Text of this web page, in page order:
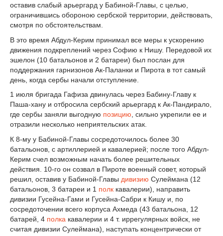
оставив слабый арьергард у Бабиной-Главы, с целью,
ограничившись обороною сербской территории, действовать,
смотря по обстоятельствам.
В это время Абдул-Керим принимал все меры к ускорению
движения подкреплений через Софию к Нишу. Передовой их
эшелон (10 батальонов и 2 батареи) был послан для
поддержания гарнизонов Ак-Паланки и Пирота в тот самый
день, когда сербы начали отступление.
1 июля бригада Гафиза двинулась через Бабину-Главу к
Паша-хану и отбросила сербский арьергард к Ак-Пандирало,
где сербы заняли выгодную позицию, сильно укрепили ее и
отразили несколько неприятельских атак.
К 8-му у Бабиной-Главы сосредоточилось более 30
батальонов, с артиллерией и кавалерией; после того Абдул-
Керим счел возможным начать более решительных
действия. 10-го он созвал в Пироте военный совет, который
решил, оставив у Бабиной-Главы дивизию Сулеймана (12
батальонов, 3 батареи и 1 полк кавалерии), направить
дивизии Гусейна-Гами и Гусейна-Сабри к Кишу и, по
сосредоточении всего корпуса Ахмеда (43 батальона, 12
батарей, 4 полка кавалерии и 4 т. иррегулярных войск, не
считая дивизии Сулеймана), наступать концентрически от